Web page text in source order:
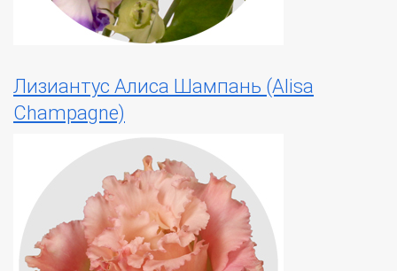
Лизиантус Алиса Шампань (Alisa
Champagne)